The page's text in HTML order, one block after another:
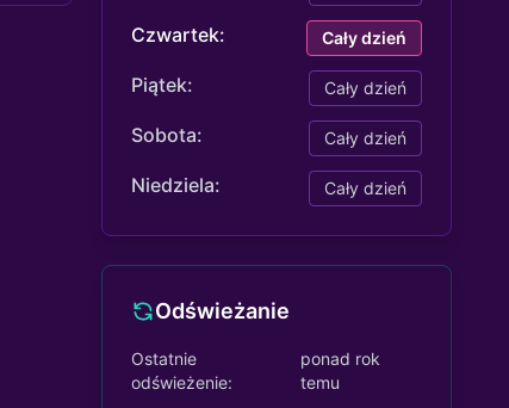
Czwartek: Cały dzień
Piątek: Cały dzień
Sobota: Cały dzień
Niedziela: Cały dzień
Odświeżanie
Ostatnie
odświeżenie:
ponad rok
temu